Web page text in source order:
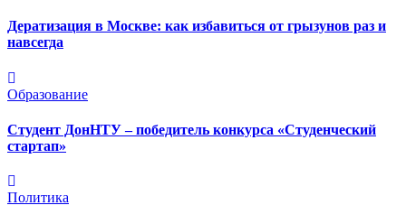
Дератизация в Москве: как избавиться от грызунов раз и
навсегда
Образование
Студент ДонНТУ – победитель конкурса «Студенческий
стартап»
Политика